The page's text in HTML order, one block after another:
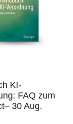
KI-
FAQ zum
30 Aug.